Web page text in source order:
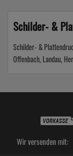
Schilder- &
Schilder- &
Offenbach, Landau,
Wir versenden mit: